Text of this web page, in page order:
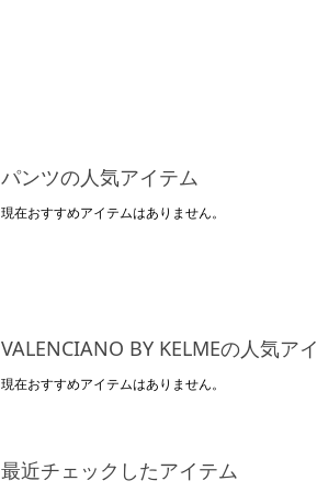
パンツの人気アイテム
現在おすすめアイテムはありません。
VALENCIANO BY KELMEの人気ア
現在おすすめアイテムはありません。
最近チェックしたアイテム